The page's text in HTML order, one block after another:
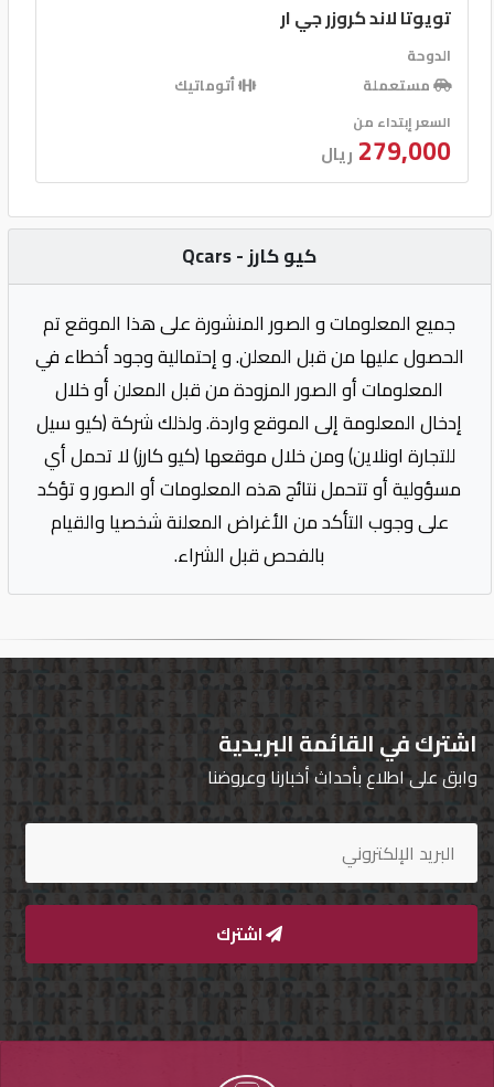
تويوتا لاند كروزر جي ار
الدوحة
مستعملة
أتوماتيك
السعر إبتداء من
279,000 ريال
كيو كارز - Qcars
جميع المعلومات و الصور المنشورة على هذا الموقع تم
الحصول عليها من قبل المعلن. و إحتمالية وجود أخطاء في
المعلومات أو الصور المزودة من قبل المعلن أو خلال
إدخال المعلومة إلى الموقع واردة. ولذلك شركة (كيو سيل
للتجارة اونلاين) ومن خلال موقعها (كيو كارز) لا تحمل أي
مسؤولية أو تتحمل نتائج هذه المعلومات أو الصور و تؤكد
على وجوب التأكد من الأغراض المعلنة شخصيا والقيام
بالفحص قبل الشراء.
اشترك في القائمة البريدية
وابق على اطلاع بأحداث أخبارنا وعروضنا
اشترك